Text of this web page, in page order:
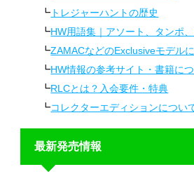
トレジャーハントの歴史
HW用語集｜アソート、タンポ
ZAMACなどのExclusiveモデル
HW情報の参考サイト・書籍に
RLCとは？入会要件・特典
コレクターエディションについ
最新発売情報